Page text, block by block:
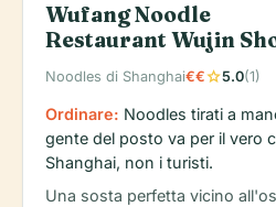
Wufang Noodle
Restaurant Wujin
Noodles di Shanghai€€star5.0(1)
Ordinare: Noodles tirati a
gente del posto va per il vero
Shanghai, non i turisti.
Una sosta perfetta vicino